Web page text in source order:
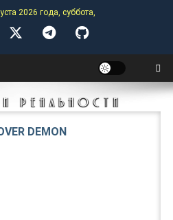
2026 года, суббота,
HUB
РЕАЛЬНОСТИ
DEMON